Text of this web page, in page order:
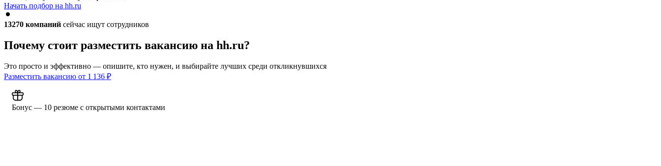
Начать подбор на hh.ru
13270 компаний сейчас ищут сотрудников
Почему стоит разместить вакансию на hh.ru?
Это просто и эффективно — опишите, кто нужен, и выбирайте лучших среди откликнувшихся
Разместить вакансию от 1 136 ₽
Бонус — 10 резюме с открытыми контактами